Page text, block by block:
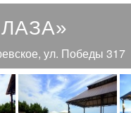
ул. Победы 317